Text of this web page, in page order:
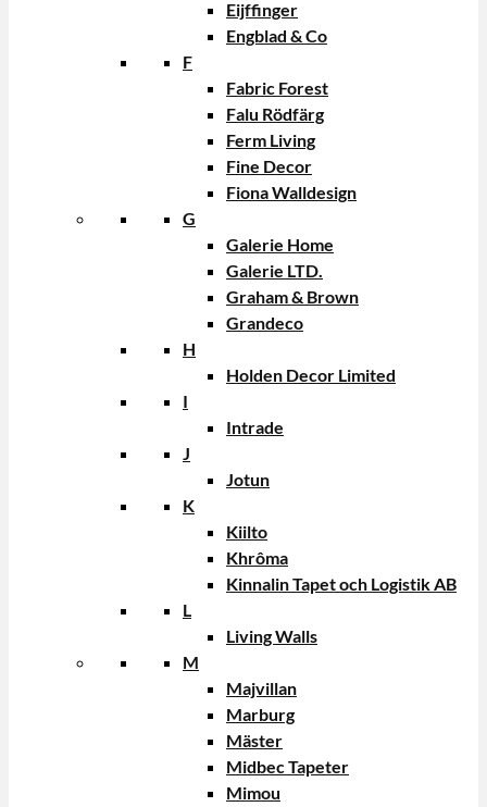
Eijffinger
Engblad & Co
F
Fabric Forest
Falu Rödfärg
Ferm Living
Fine Decor
Fiona Walldesign
G
Galerie Home
Galerie LTD.
Graham & Brown
Grandeco
H
Holden Decor Limited
I
Intrade
J
Jotun
K
Kiilto
Khrôma
Kinnalin Tapet och Logistik AB
L
Living Walls
M
Majvillan
Marburg
Mäster
Midbec Tapeter
Mimou